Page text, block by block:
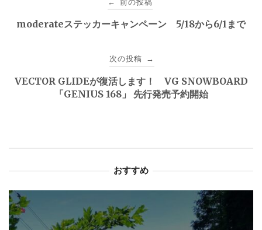
稿
←
moderateステッカーキャンペーン 5/18から6/1まで
次の投稿 →
VECTOR GLIDEが復活します！ VG SNOWBOARD
「GENIUS 168」 先行発売予約開始
おすすめ